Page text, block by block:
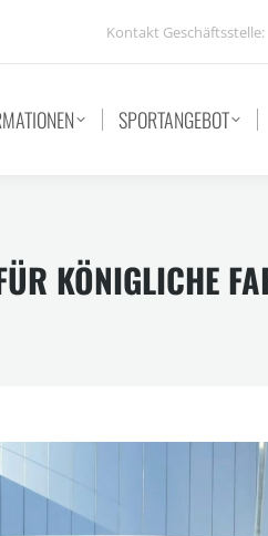
Kontakt Geschäftsstelle:
SPORTANGEBOT
KÖNIGLICHE